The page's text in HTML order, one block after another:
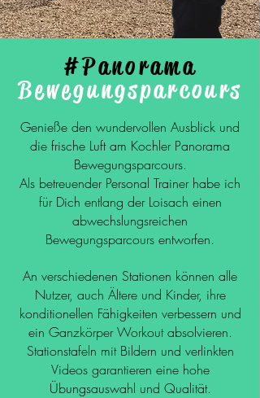
#Panorama
Bewegungsparcours
Genieße den wundervollen Ausblick und
die frische Luft am Kochler Panorama
Bewegungsparcours.
Als betreuender Personal Trainer habe ich
für Dich entlang der Loisach einen
abwechslungsreichen
Bewegungsparcours entworfen.
An verschiedenen Stationen können alle
Nutzer, auch Ältere und Kinder, ihre
konditionellen Fähigkeiten verbessern und
ein Ganzkörper Workout absolvieren.
Stationstafeln mit Bildern und verlinkten
Videos garantieren eine hohe
Übungsauswahl und Qualität.